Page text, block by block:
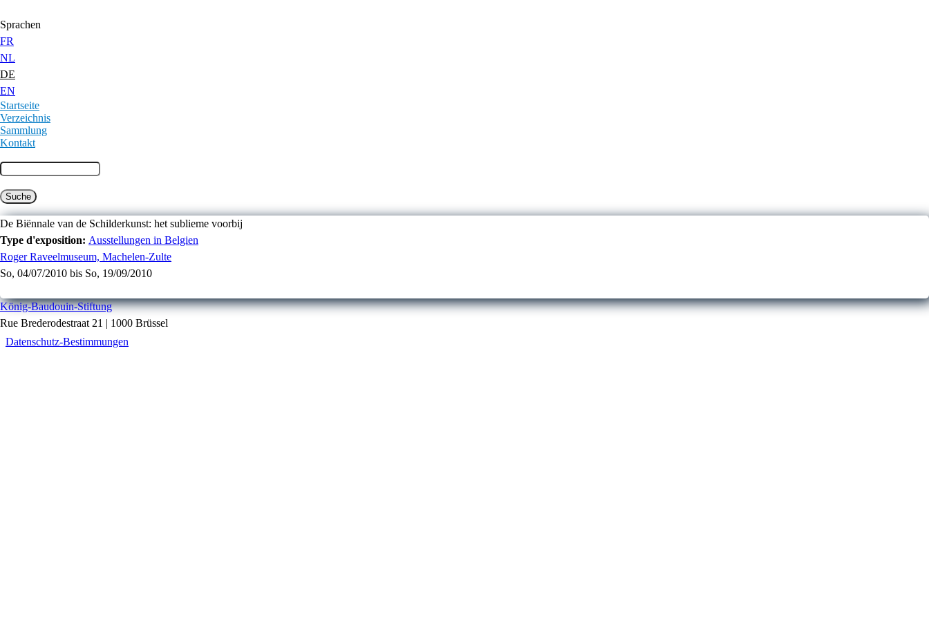
Sprachen
FR
NL
DE
EN
Startseite
Verzeichnis
Sammlung
Kontakt
De Biënnale van de Schilderkunst: het sublieme voorbij
Type d'exposition: Ausstellungen in Belgien
Roger Raveelmuseum, Machelen-Zulte
So, 04/07/2010 bis So, 19/09/2010
König-Baudouin-Stiftung
Rue Brederodestraat 21 | 1000 Brüssel
Datenschutz-Bestimmungen